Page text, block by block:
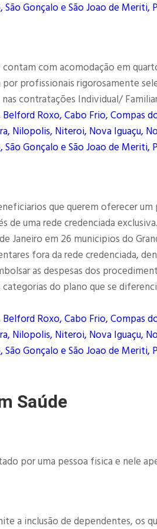
São Gonçalo e São Joao de
contam com acomodação em
profissionais rigorosamente
contratações Individual/
Roxo, Cabo Frio, Compas
Nilopolis, Niteroi, Nova Iguaçu,
São Gonçalo e São Joao de
que querem oferecer um
uma rede credenciada
Janeiro em 26 municipios do
fora da rede credenciada,
as despesas dos
do plano que se
Roxo, Cabo Frio, Compas
Nilopolis, Niteroi, Nova Iguaçu,
São Gonçalo e São Joao de
Saúde
por uma pessoa fisica e nele
a inclusão de dependentes, os